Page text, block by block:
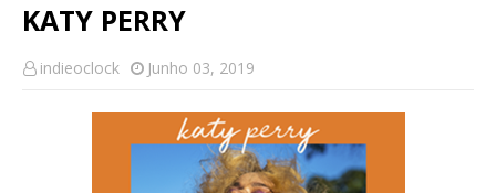
KATY PERRY
indieoclock Junho 03, 2019